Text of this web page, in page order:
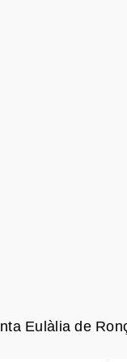
Eulàlia de